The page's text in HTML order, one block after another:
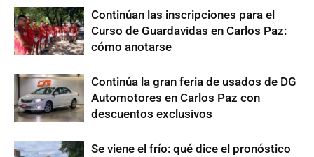
Continúan las inscripciones para el
Curso de Guardavidas en Carlos Paz:
cómo anotarse
Continúa la gran feria de usados de DG
Automotores en Carlos Paz con
descuentos exclusivos
Se viene el frío: qué dice el pronóstico